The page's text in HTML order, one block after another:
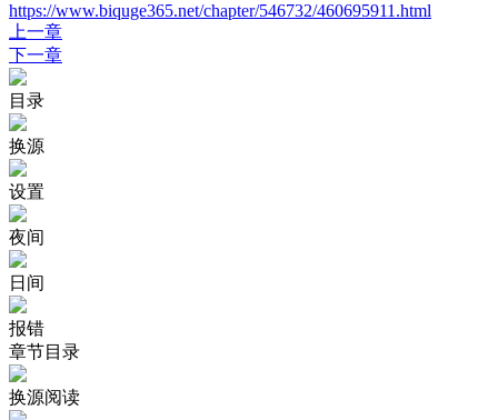
https://www.biquge365.net/chapter/546732/460695911.html
上一章
下一章
目录
换源
设置
夜间
日间
报错
章节目录
换源阅读